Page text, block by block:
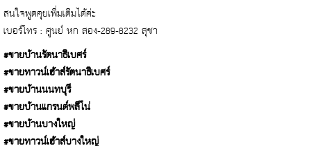
สนใจพูดคุยเพิ่มเติมได้ค่ะ
เบอร์โทร : ศูนย์ หก สอง-289-8232 สุชา
#ขายบ้านรัตนาธิเบศร์
#ขายทาวน์เฮ้าส์รัตนาธิเบศร์
#ขายบ้านนนทบุรี
#ขายบ้านแกรนด์พลีโน่
#ขายบ้านบางใหญ่
#ขายทาวน์เฮ้าส์บางใหญ่